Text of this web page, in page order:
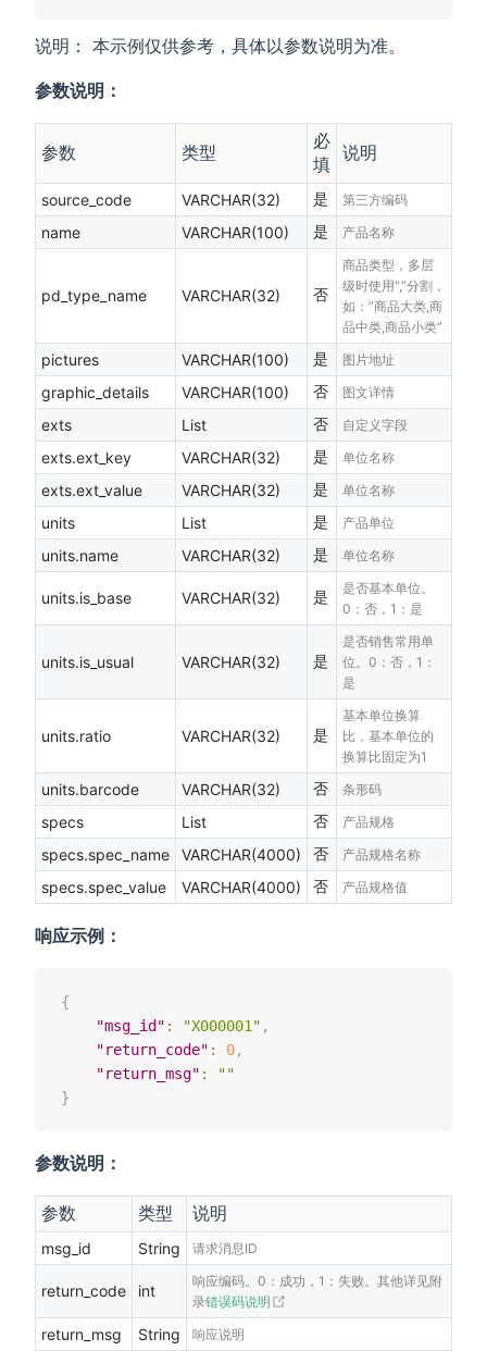
说明： 本示例仅供参考，具体以参数说明为准。
参数说明：
参数 类型
必
填
说明
source_code VARCHAR(32) 是 第三方编码
name VARCHAR(100) 是 产品名称
pd_type_name VARCHAR(32) 否
商品类型，多层
级时使用“,”分割，
如：”商品大类,商
品中类,商品小类”
pictures VARCHAR(100) 是 图片地址
graphic_details VARCHAR(100) 否 图文详情
exts List 否 自定义字段
exts.ext_key VARCHAR(32) 是 单位名称
exts.ext_value VARCHAR(32) 是 单位名称
units List 是 产品单位
units.name VARCHAR(32) 是 单位名称
units.is_base VARCHAR(32) 是
是否基本单位。
0：否，1：是
units.is_usual VARCHAR(32) 是
是否销售常用单
位。0：否，1：
是
units.ratio VARCHAR(32) 是
基本单位换算
比，基本单位的
换算比固定为1
units.barcode VARCHAR(32) 否 条形码
specs List 否 产品规格
specs.spec_name VARCHAR(4000) 否 产品规格名称
specs.spec_value VARCHAR(4000) 否 产品规格值
响应示例：
{
"msg_id" : "X000001" ,
"return_code" : 0,
"return_msg" :
""
}
参数说明：
参数 类型 说明
msg_id String 请求消息ID
return_code int
响应编码。0：成功，1：失败。其他详见附
录错误码说明
return_msg String 响应说明